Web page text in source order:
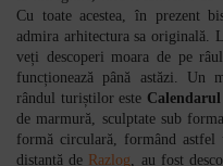
Cu toate acestea, în prezent
admira arhitectura sa originală.
veți descoperi moara de pe
funcționează până astăzi. Un
rândul turiștilor este
de marmură, sculptate sub
formă circulară, formând
distanță de Razlog , au fost